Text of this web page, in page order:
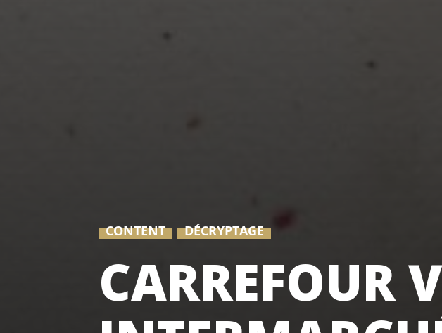
CONTENT DÉCRYPTAGE
CARREFOUR